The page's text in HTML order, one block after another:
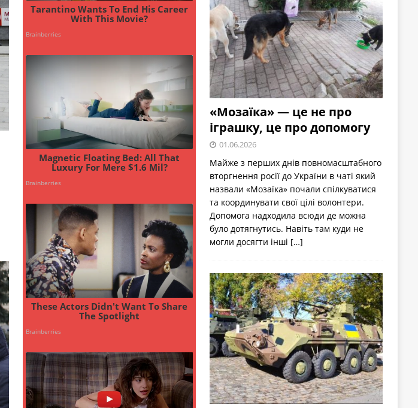
«Мозаїка» — це не про
іграшку, це про допомогу
01.06.2026
Майже з перших днів повномасштабного
вторгнення росії до України в чаті який
назвали «Мозаїка» почали спілкуватися
та координувати свої цілі волонтери.
Допомога надходила всюди де можна
було дотягнутись. Навіть там куди не
могли досягти інші […]